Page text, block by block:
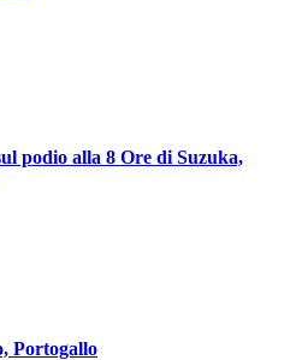
podio alla 8 Ore di Suzuka,
Portogallo